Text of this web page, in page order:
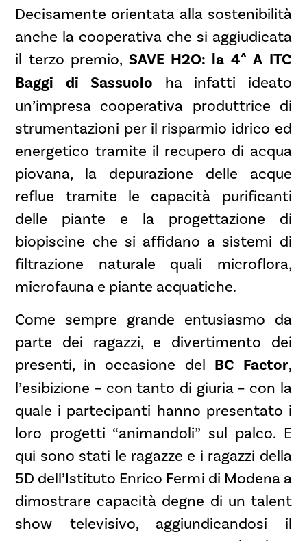
Decisamente orientata alla sostenibilità
anche la cooperativa che si aggiudicata
il terzo premio, SAVE H2O: la 4^ A ITC
Baggi di Sassuolo ha infatti ideato
un’impresa cooperativa produttrice di
strumentazioni per il risparmio idrico ed
energetico tramite il recupero di acqua
piovana, la depurazione delle acque
reflue tramite le capacità purificanti
delle piante e la progettazione di
biopiscine che si affidano a sistemi di
filtrazione naturale quali microflora,
microfauna e piante acquatiche.
Come sempre grande entusiasmo da
parte dei ragazzi, e divertimento dei
presenti, in occasione del BC Factor,
l’esibizione – con tanto di giuria – con la
quale i partecipanti hanno presentato i
loro progetti “animandoli” sul palco. E
qui sono stati le ragazze e i ragazzi della
5D dell’Istituto Enrico Fermi di Modena a
dimostrare capacità degne di un talent
show televisivo, aggiundicandosi il